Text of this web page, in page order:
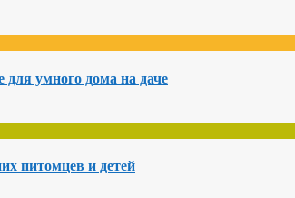
умного дома на даче
питомцев и детей